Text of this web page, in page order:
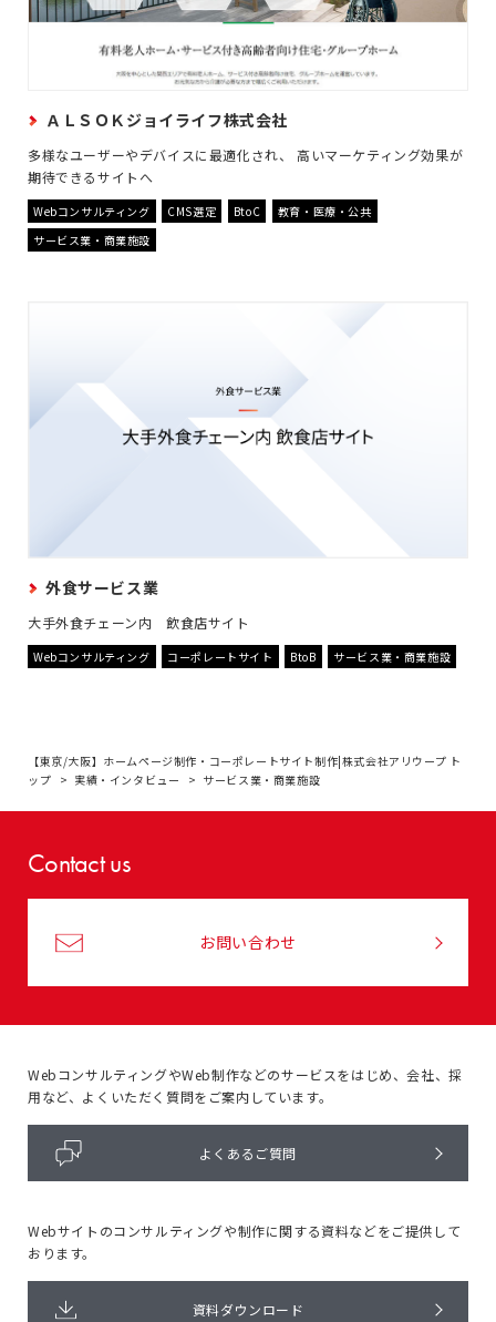
ＡＬＳＯＫジョイライフ株式会社
多様なユーザーやデバイスに最適化され、 高いマーケティング効果が
期待できるサイトへ
Webコンサルティング CMS選定 BtoC
教育・医療・公共
サービス業・商業施設
外食サービス業
大手外食チェーン内 飲食店サイト
Webコンサルティング コーポレートサイト BtoB サービス業・商業施設
【東京/大阪】ホームページ制作・コーポレートサイト制作|株式会社アリウープ ト
ップ
実績・インタビュー サービス業・商業施設
Contact us
お問い合わせ
WebコンサルティングやWeb制作などのサービスをはじめ、会社、採
用など、よくいただく質問をご案内しています。
よくあるご質問
Webサイトのコンサルティングや制作に関する資料などをご提供して
おります。
資料ダウンロード